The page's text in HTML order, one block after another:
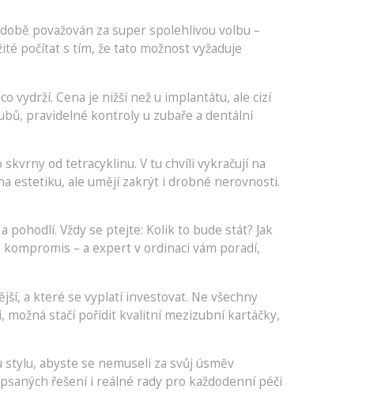
považován za super spolehlivou volbu –
počítat s tím, že tato možnost vyžaduje
vydrží. Cena je nižší než u implantátu, ale cizí
pravidelné kontroly u zubaře a dentální
od tetracyklinu. V tu chvíli vykračují na
estetiku, ale umějí zakrýt i drobné nerovnosti.
Vždy se ptejte: Kolik to bude stát? Jak
– a expert v ordinaci vám poradí,
a které se vyplatí investovat. Ne všechny
stačí pořídit kvalitní mezizubní kartáčky,
abyste se nemuseli za svůj úsměv
řešení i reálné rady pro každodenní péči